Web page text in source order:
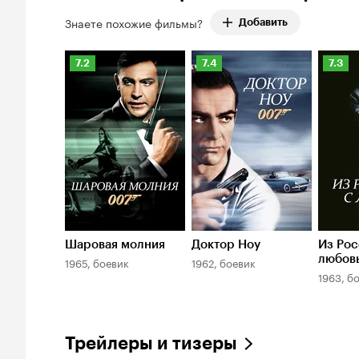
Знаете похожие фильмы? Добавить
Рейтинг
Кинопоиска
7.2
Шаровая молния
1965, боевик
Рейтинг
Кинопоиска
7.4
7.4
Доктор Ноу
1962, боевик
7.3
Из
1963,
Трейлеры и тизеры